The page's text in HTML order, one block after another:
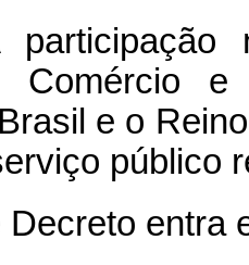
Comércio e
e o
público
entra